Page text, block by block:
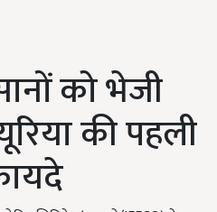
को भेजी
की पहली